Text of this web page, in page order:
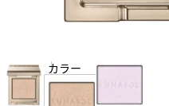
カラー